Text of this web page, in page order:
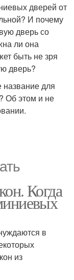
дверей от
И почему
дверь со
ли она
быть не зря
дверь?
название для
Об этом и не
Когда
в
из